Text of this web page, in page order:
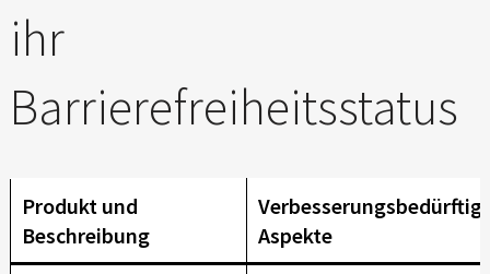
ihr
Barrierefreiheitsstatus
Produkt und
Beschreibung
Aspekte